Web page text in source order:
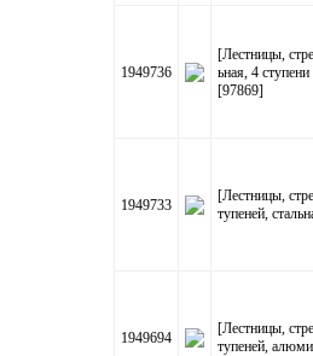
1949736
[Лестницы,
ьная, 4
[97869]
1949733
[Лестницы,
тупеней,
1949694
[Лестницы,
тупеней,